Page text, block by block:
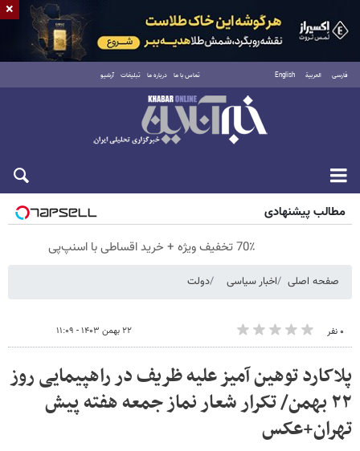
فارسی العربية English تماس با ما درباره ما تبلیغات آرشیو
پنجشنبه ۱۵ مرداد ۱۴۰۵
مطالب پیشنهادی
70٪ تخفیف ویژه + خرید اقساطی با اسنپ‌پی
صفحه اصلی اخبار سیاسی دولت
۰ نفر ۲۲ بهمن ۱۴۰۳ - ۱۱:۰۹
پلاکارد توهین آمیز علیه ظریف در راهپیمایی روز
۲۲ بهمن/ تکرار شعار نماز جمعه هفته پیش
تهران+عکس
×